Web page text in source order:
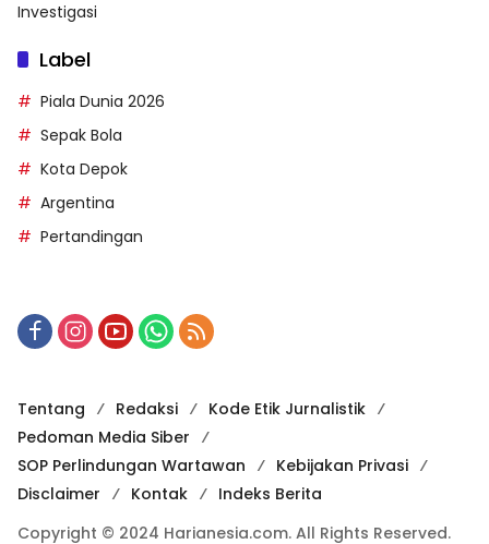
Investigasi
Label
Piala Dunia 2026
Sepak Bola
Kota Depok
Argentina
Pertandingan
Tentang Redaksi
Kode Etik Jurnalistik
Pedoman Media Siber
SOP Perlindungan Wartawan
Kebijakan Privasi
Disclaimer
Kontak
Indeks Berita
Copyright © 2024 Harianesia.com. All Rights Reserved.